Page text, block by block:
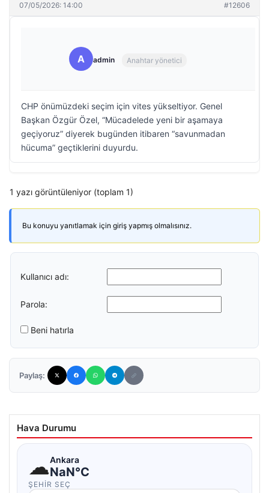
07/05/2026: 14:00 #12606
A admin Anahtar yönetici
CHP önümüzdeki seçim için vites yükseltiyor. Genel
Başkan Özgür Özel, “Mücadelede yeni bir aşamaya
geçiyoruz” diyerek bugünden itibaren “savunmadan
hücuma” geçtiklerini duyurdu.
1 yazı görüntüleniyor (toplam 1)
Bu konuyu yanıtlamak için giriş yapmış olmalısınız.
Kullanıcı adı:
Parola:
Beni hatırla
Paylaş:
Hava Durumu
☁Ankara
NaN°C
ŞEHIR SEÇ